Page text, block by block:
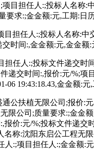
目担任人:;投标人名称:
要求:;金金额:元,工期:日历
担任人:;投标人名称:中
时间:,金金额:元,金金额:
任人:;投标文件递交时间
件递交时间:,报价:元/%;项
06 19:43:18.43,金金额:元,
扶植无限公司;报价:元
限公司;质量要求:;金金
报价:元/%;投标文件递交
名称:沈阳东启公工程无
人:;项目担任人:;金金额: